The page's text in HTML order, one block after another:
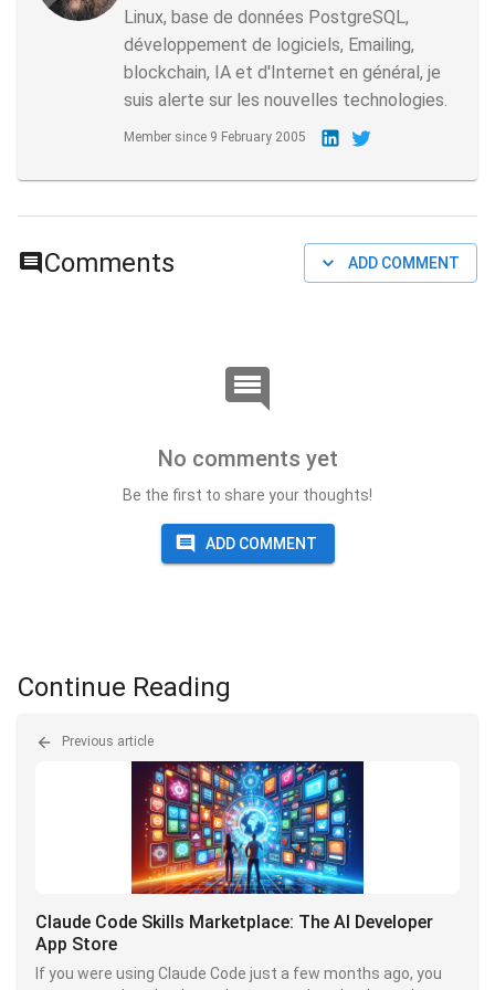
Linux, base de données PostgreSQL,
développement de logiciels, Emailing,
blockchain, IA et d'Internet en général, je
suis alerte sur les nouvelles technologies.
Member since 9 February 2005
Comments ADD COMMENT
No comments yet
Be the first to share your thoughts!
ADD COMMENT
Continue Reading
Previous article
Claude Code Skills Marketplace: The AI Developer
App Store
If you were using Claude Code just a few months ago, you